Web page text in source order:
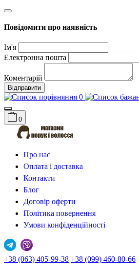
Повідомити про наявність
Ім'я
Електронна пошта
Коментарій
Відправити
0
0
Про нас
Оплата і доставка
Контакти
Блог
Договір оферти
Політика повернення
Умови конфіденційності
+38 (063) 405-99-38 +38 (099) 460-80-66